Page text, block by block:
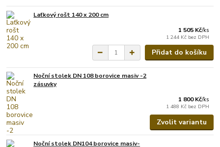
Laťkový rošt 140 x 200 cm
1 505 Kč/ks
1 244 Kč bez DPH
Přidat do košíku
Noční stolek DN 108 borovice masiv -2
zásuvky
1 800 Kč/ks
1 488 Kč bez DPH
Zvolit variantu
Noční stolek DN104 borovice masiv-